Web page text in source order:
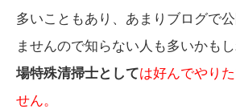
多いこともあり、あまりブログで
ませんので知らない人も多いかも
場特殊清掃士としては好んでやり
せん。